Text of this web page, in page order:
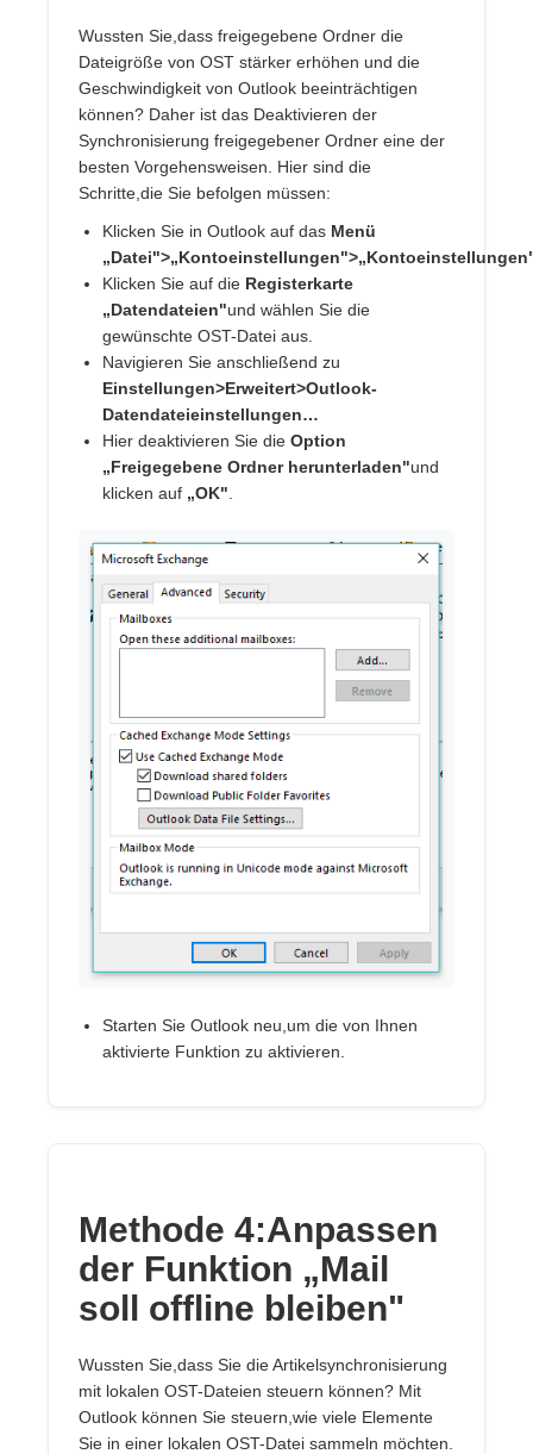
Wussten Sie,dass freigegebene Ordner die
Dateigröße von OST stärker erhöhen und die
Geschwindigkeit von Outlook beeinträchtigen
können? Daher ist das Deaktivieren der
Synchronisierung freigegebener Ordner eine der
besten Vorgehensweisen. Hier sind die
Schritte,die Sie befolgen müssen:
Klicken Sie in Outlook auf das Menü
Klicken Sie auf die Registerkarte
„Datendateien"und wählen Sie die
gewünschte OST-Datei aus.
Navigieren Sie anschließend zu
Einstellungen>Erweitert>Outlook-
Datendateieinstellungen…
Hier deaktivieren Sie die Option
„Freigegebene Ordner herunterladen"und
klicken auf „OK"
Starten Sie Outlook neu,um die von Ihnen
aktivierte Funktion zu aktivieren.
Methode 4:Anpassen
der Funktion „Mail
soll offline bleiben"
Wussten Sie,dass Sie die Artikelsynchronisierung
mit lokalen OST-Dateien steuern können? Mit
Outlook können Sie steuern,wie viele Elemente
Sie in einer lokalen OST-Datei sammeln möchten.